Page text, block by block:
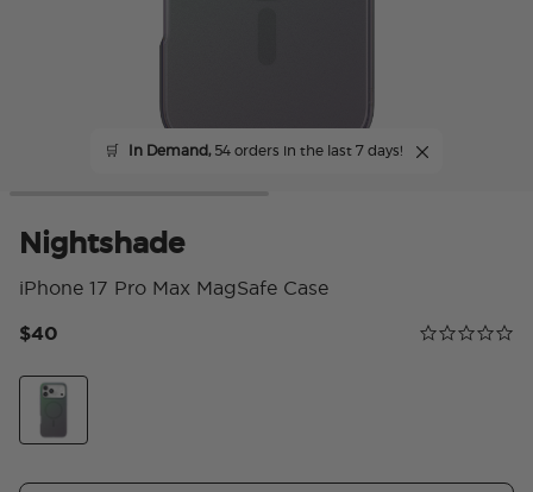
🛒 In Demand,54 orders in the last 7 days!
Nightshade
iPhone 17 Pro Max MagSafe Case
Calificación
0.0 star rating
$40